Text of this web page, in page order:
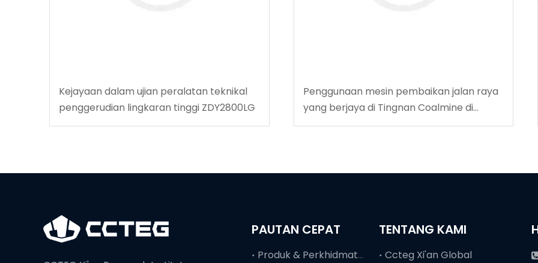
Kejayaan dalam ujian peralatan teknikal
penggerudian lingkaran tinggi ZDY2800LG
Penggunaan mesin pembaikan jalan raya
yang berjaya di Tingnan Coalmine di
Tingnan
PAUTAN CEPAT
Produk & Perkhidmatan
TENTANG KAMI
Ccteg Xi'an Global